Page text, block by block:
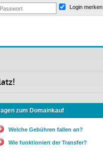
Login merken
zum Domainkauf
Welche Gebühren fallen an?
Wie funktioniert der Transfer?